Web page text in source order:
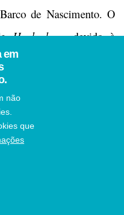
de Nascimento. O
Hoohodene, devido à
(há uma flauta ritual
do Barco. Por isso,
em
não
que